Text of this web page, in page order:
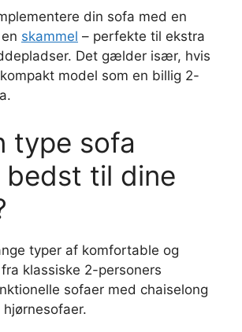
din sofa med en
skammel – perfekte til ekstra
Det gælder især, hvis
model som en billig 2-
type sofa
bedst til dine
typer af komfortable og
klassiske 2-personers
sofaer med chaiselong